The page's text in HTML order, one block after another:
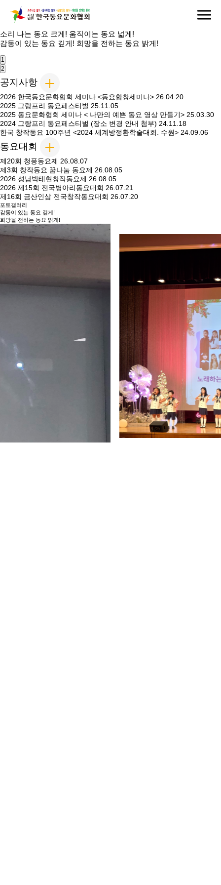
소리 나는 동요 크게! 움직이는 동요 넓게!
감동이 있는 동요 깊게! 희망을 전하는 동요 밝게!
1
2
공지사항
2026 한국동요문화협회 세미나 <동요합창세미나> 26.04.20
2025 그랑프리 동요페스티벌 25.11.05
2025 동요문화협회 세미나 < 나만의 예쁜 동요 영상 만들기> 25.03.30
2024 그랑프리 동요페스티벌 (장소 변경 안내 첨부) 24.11.18
한국 창작동요 100주년 <2024 세계방정환학술대회. 수원> 24.09.06
동요대회
제20회 청풍동요제 26.08.07
제3회 창작동요 꿈나눔 동요제 26.08.05
2026 성남박태현창작동요제 26.08.05
2026 제15회 전국병아리동요대회 26.07.21
제16회 금산인삼 전국창작동요대회 26.07.20
포토갤러리
감동이 있는 동요 깊게!
희망을 전하는 동요 밝게!